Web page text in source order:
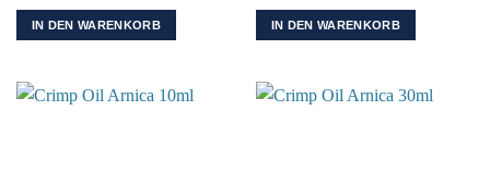
IN DEN WARENKORB IN DEN WARENKORB